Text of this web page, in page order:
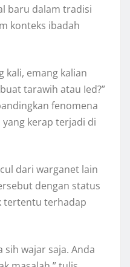
baru dalam tradisi
konteks ibadah
kali, emang kalian
tarawih atau Ied?”
fenomena
kerap terjadi di
dari warganet lain
dengan status
tertentu terhadap
wajar saja. Anda